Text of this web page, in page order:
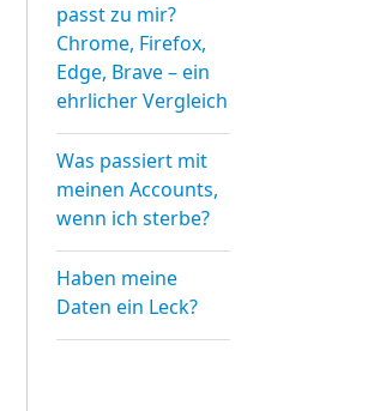
passt zu mir?
Chrome, Firefox,
Edge, Brave – ein
ehrlicher Vergleich
Was passiert mit
meinen Accounts,
wenn ich sterbe?
Haben meine
Daten ein Leck?